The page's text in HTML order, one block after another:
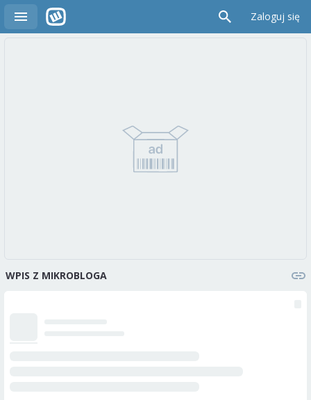
Zaloguj się
WPIS Z MIKROBLOGA